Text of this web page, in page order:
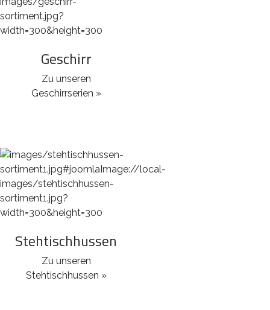
Geschirr
Zu unseren
Geschirrserien »
Stehtischhussen
Zu unseren
Stehtischhussen »